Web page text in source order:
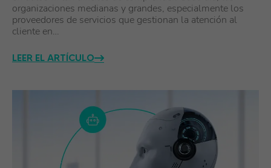
organizaciones medianas y grandes, especialmente los
proveedores de servicios que gestionan la atención al
cliente en…
LEER EL ARTÍCULO